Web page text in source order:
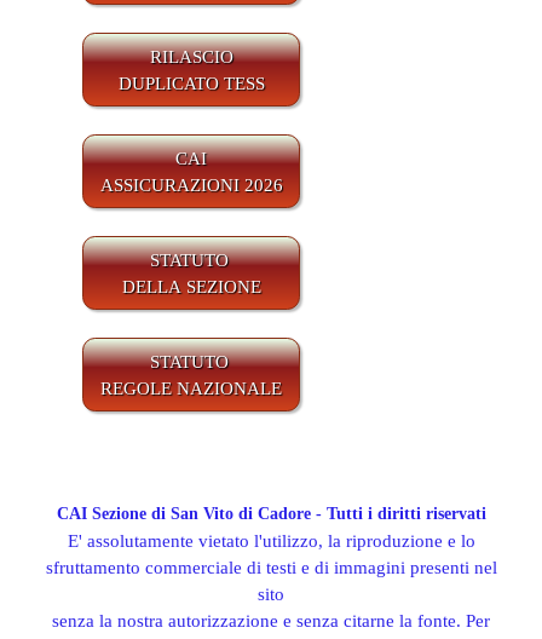
RILASCIO
DUPLICATO TESS
CAI
ASSICURAZIONI 2026
STATUTO
DELLA SEZIONE
STATUTO
REGOLE NAZIONALE
CAI Sezione di San Vito di Cadore - Tutti i diritti riservati
E' assolutamente vietato l'utilizzo, la riproduzione e lo
sfruttamento commerciale di testi e di immagini presenti nel
sito
senza la nostra autorizzazione e senza citarne la fonte. Per